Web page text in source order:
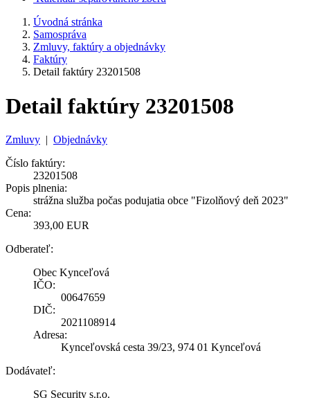
Úvodná stránka
Samospráva
Zmluvy, faktúry a objednávky
Faktúry
Detail faktúry 23201508
Detail faktúry 23201508
Zmluvy | Objednávky
Číslo faktúry:
23201508
Popis plnenia:
strážna služba počas podujatia obce "Fizolňový deň 2023"
Cena:
393,00 EUR
Odberateľ:
Obec Kynceľová
IČO:
00647659
DIČ:
2021108914
Adresa:
Kynceľovská cesta 39/23, 974 01 Kynceľová
Dodávateľ:
SG Security s.r.o.